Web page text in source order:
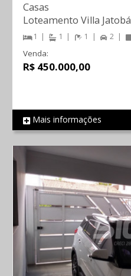
REF 700
Casas
Loteamento Villa Jatobá
1 1 1 2
Venda:
R$ 450.000,00
Mais informações